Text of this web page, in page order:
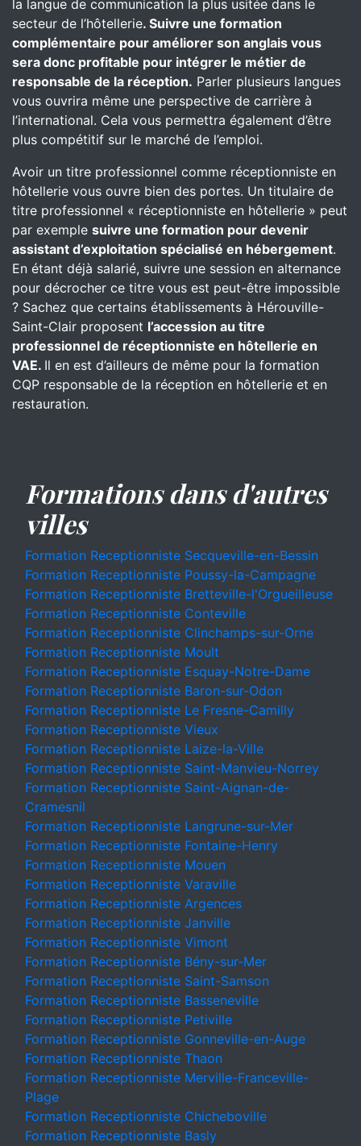
la langue de communication la plus usitée dans le
secteur de l’hôtellerie. Suivre une formation
complémentaire pour améliorer son anglais vous
sera donc profitable pour intégrer le métier de
responsable de la réception. Parler plusieurs langues
vous ouvrira même une perspective de carrière à
l’international. Cela vous permettra également d’être
plus compétitif sur le marché de l’emploi.
Avoir un titre professionnel comme réceptionniste en
hôtellerie vous ouvre bien des portes. Un titulaire de
titre professionnel « réceptionniste en hôtellerie » peut
par exemple suivre une formation pour devenir
assistant d’exploitation spécialisé en hébergement.
En étant déjà salarié, suivre une session en alternance
pour décrocher ce titre vous est peut-être impossible
? Sachez que certains établissements à Hérouville-
Saint-Clair proposent l’accession au titre
professionnel de réceptionniste en hôtellerie en
VAE. Il en est d’ailleurs de même pour la formation
CQP responsable de la réception en hôtellerie et en
restauration.
Formations dans d'autres
villes
Formation Receptionniste Secqueville-en-Bessin
Formation Receptionniste Poussy-la-Campagne
Formation Receptionniste Bretteville-l'Orgueilleuse
Formation Receptionniste Conteville
Formation Receptionniste Clinchamps-sur-Orne
Formation Receptionniste Moult
Formation Receptionniste Esquay-Notre-Dame
Formation Receptionniste Baron-sur-Odon
Formation Receptionniste Le Fresne-Camilly
Formation Receptionniste Vieux
Formation Receptionniste Laize-la-Ville
Formation Receptionniste Saint-Manvieu-Norrey
Formation Receptionniste Saint-Aignan-de-
Cramesnil
Formation Receptionniste Langrune-sur-Mer
Formation Receptionniste Fontaine-Henry
Formation Receptionniste Mouen
Formation Receptionniste Varaville
Formation Receptionniste Argences
Formation Receptionniste Janville
Formation Receptionniste Vimont
Formation Receptionniste Bény-sur-Mer
Formation Receptionniste Saint-Samson
Formation Receptionniste Basseneville
Formation Receptionniste Petiville
Formation Receptionniste Gonneville-en-Auge
Formation Receptionniste Thaon
Formation Receptionniste Merville-Franceville-
Plage
Formation Receptionniste Chicheboville
Formation Receptionniste Basly